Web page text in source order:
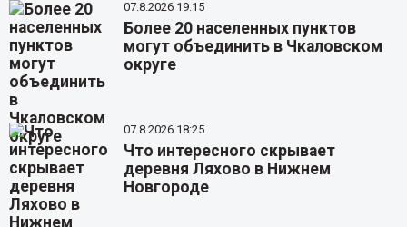
07.8.2026 19:15
Более 20 населенных пунктов
могут объединить в Чкаловском
округе
07.8.2026 18:25
Что интересного скрывает
деревня Ляхово в Нижнем
Новгороде